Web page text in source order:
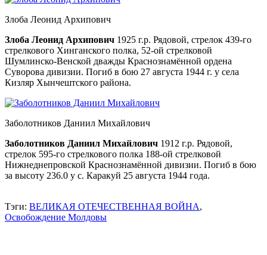
Злоба Леонид Архипович
Злоба Леонид Архипович 1925 г.р. Рядовой, стрелок 439-го
стрелкового Хинганского полка, 52-ой стрелковой
Шумлинско-Венской дважды Краснознамённой ордена
Суворова дивизии. Погиб в бою 27 августа 1944 г. у села
Кизляр Хынчештского района.
Заболотников Даниил Михайлович
Заболотников Даниил Михайлович 1912 г.р. Рядовой,
стрелок 595-го стрелкового полка 188-ой стрелковой
Нижнеднепровской Краснознамённой дивизии. Погиб в бою
за высоту 236.0 у с. Каракуй 25 августа 1944 года.
Тэги: ВЕЛИКАЯ ОТЕЧЕСТВЕННАЯ ВОЙНА,
Освобождение Молдовы